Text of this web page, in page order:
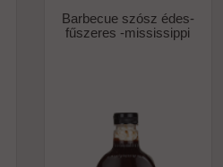
Barbecue szósz édes-
fűszeres -mississippi